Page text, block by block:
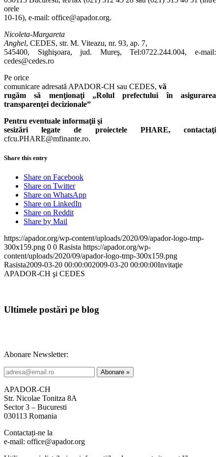
orele
10-16), e-mail: office@apador.org.
Nicoleta-Margareta
Anghel, CEDES, str. M. Viteazu, nr. 93, ap. 7,
545400, Sighişoara, jud. Mureş, Tel:0722.244.004, e-mail:
cedes@cedes.ro
Pe orice
comunicare adresată APADOR-CH sau CEDES, vă
rugăm să menţionaţi „Rolul prefectului în asigurarea
transparenţei decizionale”
Pentru eventuale informaţii şi
sesizări legate de proiectele PHARE, contactaţi
cfcu.PHARE@mfinante.ro.
Share this entry
Share on Facebook
Share on Twitter
Share on WhatsApp
Share on LinkedIn
Share on Reddit
Share by Mail
https://apador.org/wp-content/uploads/2020/09/apador-logo-tmp-
300x159.png 0 0 Rasista https://apador.org/wp-
content/uploads/2020/09/apador-logo-tmp-300x159.png
Rasista2009-03-20 00:00:002009-03-20 00:00:00Invitaţie
APADOR-CH şi CEDES
Ultimele postări pe blog
Abonare Newsletter:
APADOR-CH
Str. Nicolae Tonitza 8A
Sector 3 – Bucuresti
030113 Romania
Contactați-ne la
e-mail: office@apador.org